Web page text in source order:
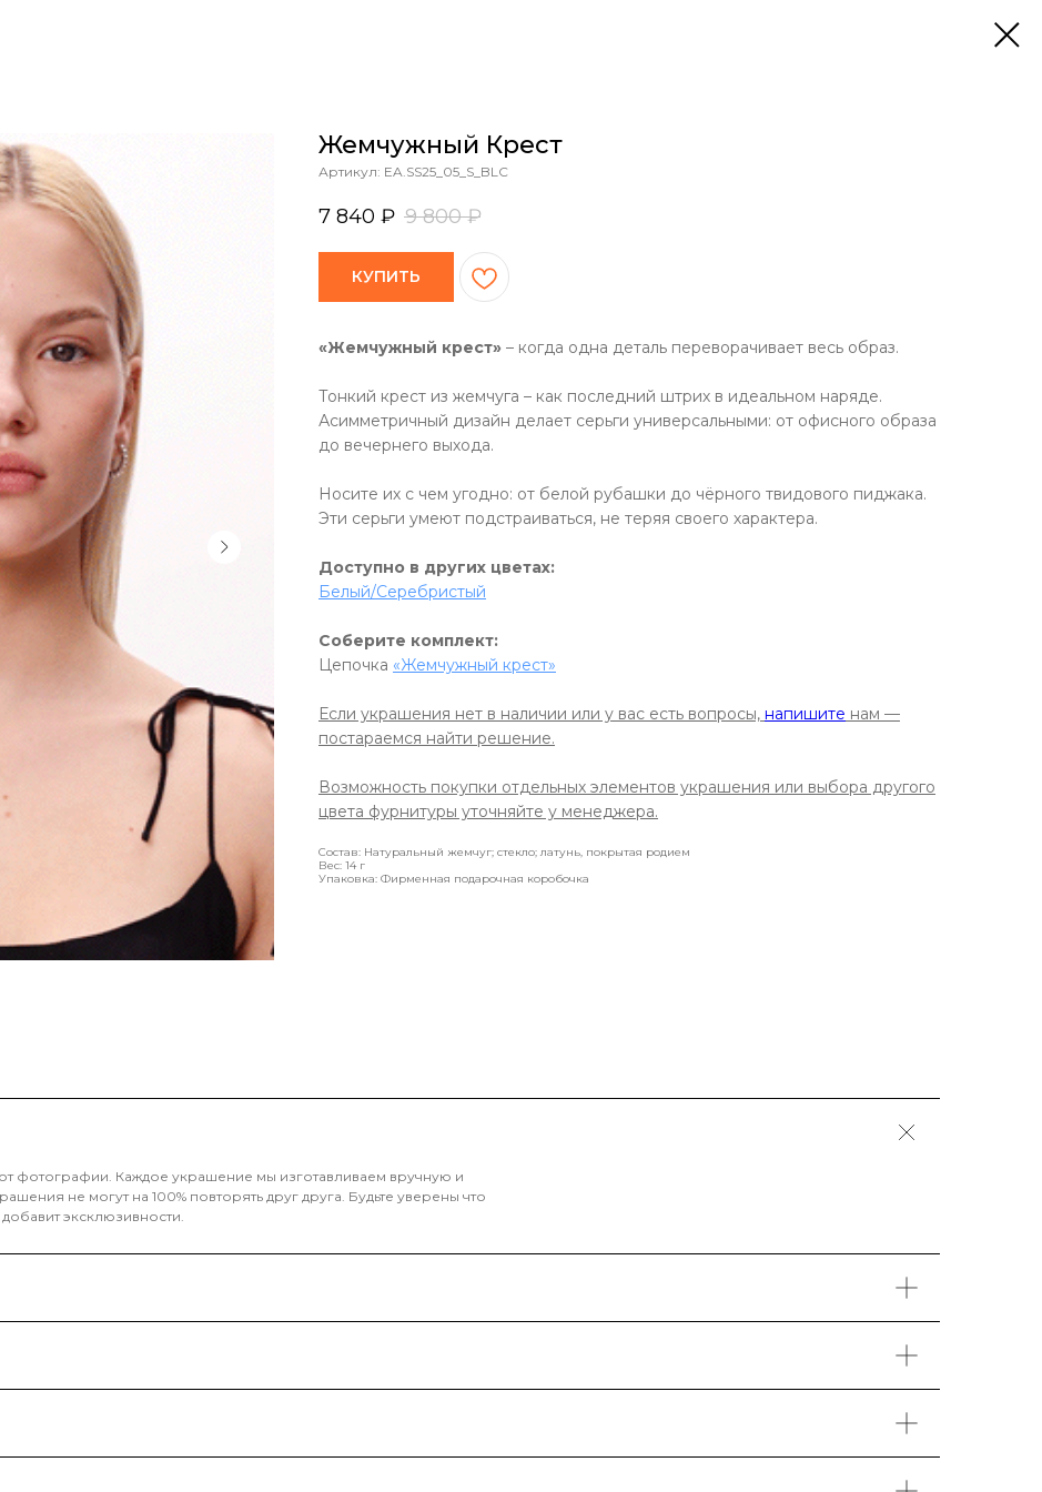
Жемчужный Крест
Артикул: EA.SS25_05_S_BLC
7 840 ₽ 9 800 ₽
КУПИТЬ
«Жемчужный крест» – когда одна деталь переворачивает весь образ.
Тонкий крест из жемчуга – как последний штрих в идеальном наряде.
Асимметричный дизайн делает серьги универсальными: от офисного образа
до вечернего выхода.
Носите их с чем угодно: от белой рубашки до чёрного твидового пиджака.
Эти серьги умеют подстраиваться, не теряя своего характера.
Доступно в других цветах:
Белый/Серебристый
Соберите комплект:
Цепочка «Жемчужный крест»
Если украшения нет в наличии или у вас есть вопросы, напишите нам —
постараемся найти решение.
Возможность покупки отдельных элементов украшения или выбора другого
цвета фурнитуры уточняйте у менеджера.
Состав: Натуральный жемчуг; стекло; латунь, покрытая родием
Вес: 14 г
Упаковка: Фирменная подарочная коробочка
фотографии. Каждое украшение мы изготавливаем вручную и
не могут на 100% повторять друг друга. Будьте уверены что
эксклюзивности.